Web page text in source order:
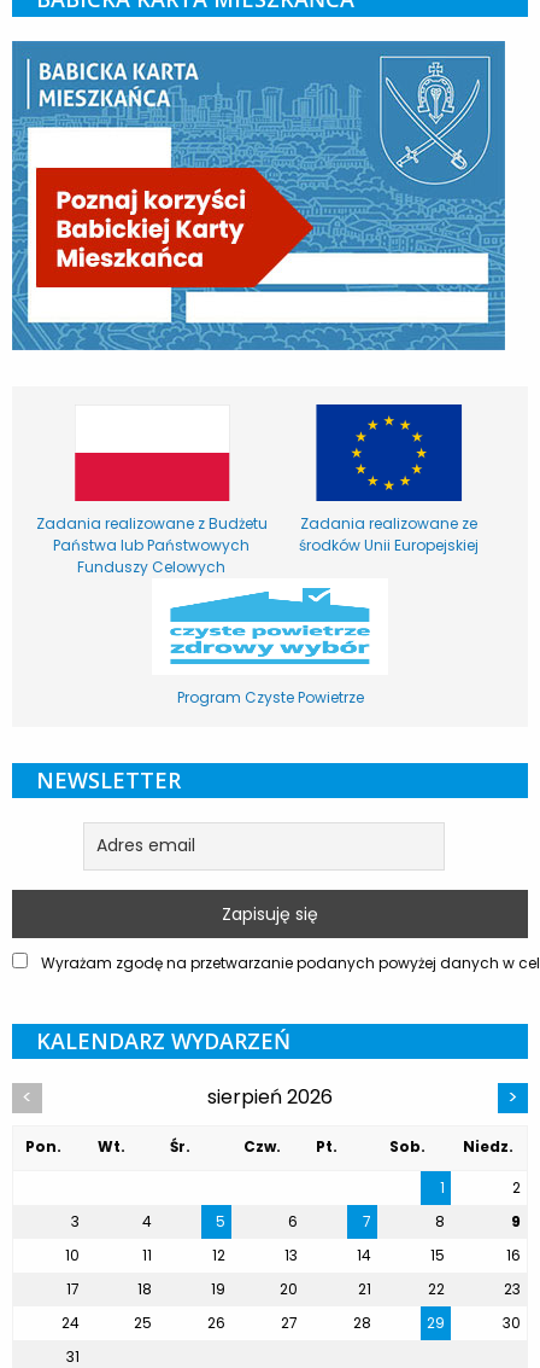
Zadania realizowane z Budżetu
Państwa lub Państwowych
Funduszy Celowych
Zadania realizowane ze
środków Unii Europejskiej
Program Czyste Powietrze
NEWSLETTER
Wyrażam zgodę na przetwarzanie podanych powyżej danych w
KALENDARZ WYDARZEŃ
< sierpień 2026 >
Pon. Wt. Śr. Czw. Pt. Sob.
Niedz.
1
2
3
4 5 6 7 8
9
10
11 12 13 14 15
16
17
18 19 20 21 22
23
24
25 26 27 28 29
30
31